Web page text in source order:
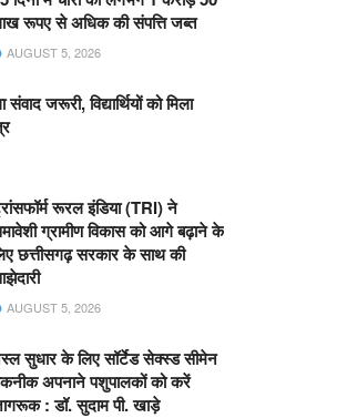
रूपए से अधिक की संपत्ति जब्‍त
AUGUST 5, 2026
जरूरी, विद्यार्थियों को मिला
रूरल इंडिया (TRI) ने
ग्रामीण विकास को आगे बढ़ाने के
छत्तीसगढ़ सरकार के साथ की
AUGUST 5, 2026
सुधार के लिए सॉर्टेड सेक्स्ड सीमेन
अपनाने पशुपालकों को करें
: डॉ. सुदाम पी. खाड़े